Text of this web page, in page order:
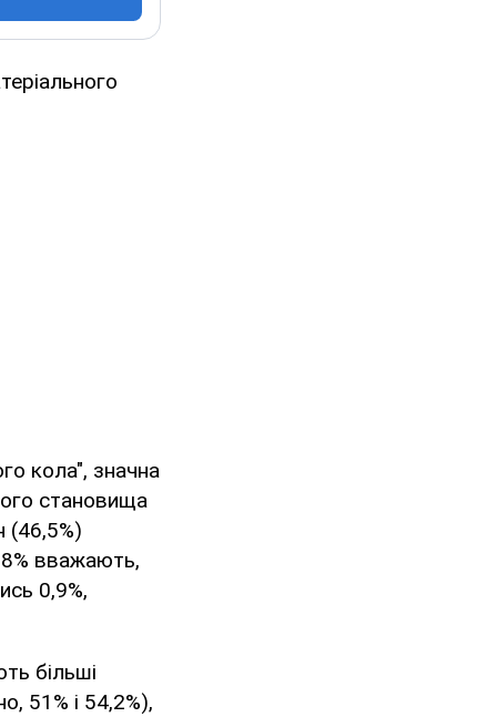
кола", значна
становища
(46,5%)
вважають,
0,9%,
більші
51% і 54,2%),